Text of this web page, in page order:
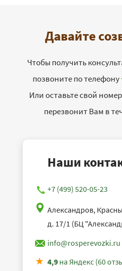
Давайте
Чтобы получить
позвоните по телефону
Или оставьте свой
перезвонит Вам в
Наши
+7 (499) 520-05-23
Александров,
д. 17/1 (БЦ
info@rosperevozki.ru
4,9 на Яндекс (60